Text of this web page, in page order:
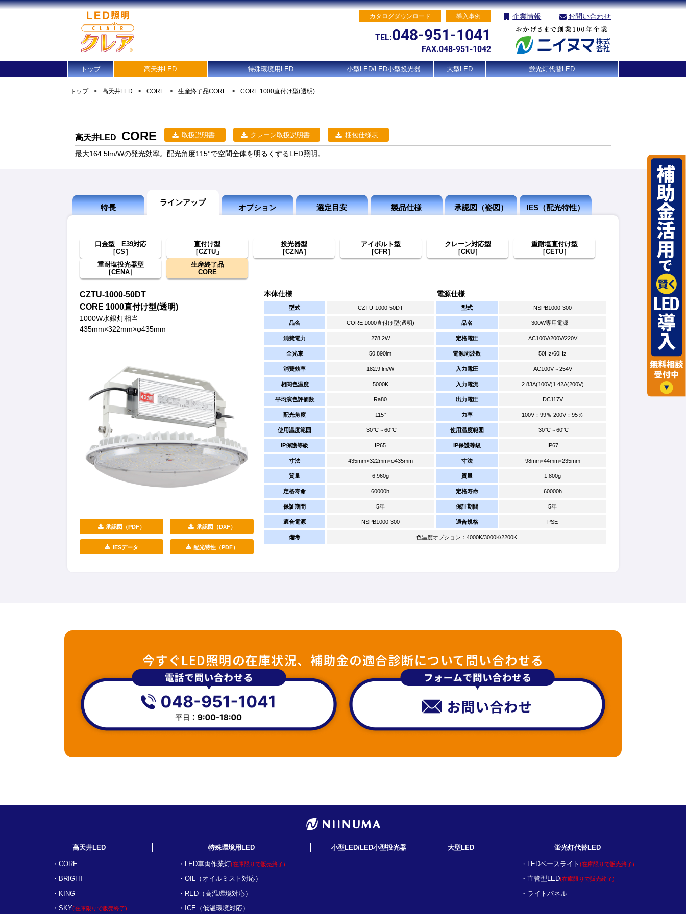
カタログダウンロード 導入事例
TEL:048-951-1041
FAX.048-951-1042
企業情報 お問い合わせ
トップ 高天井LED 特殊環境用LED 小型LED/LED小型投光器 大型LED 蛍光灯代替LED
トップ > 高天井LED > CORE > 生産終了品CORE > CORE 1000直付け型(透明)
高天井LED CORE 取扱説明書 クレーン取扱説明書 梱包仕様表
最大164.5lm/Wの発光効率。配光角度115°で空間全体を明るくするLED照明。
特長
ラインアップ
オプション 選定目安 製品仕様 承認図（姿図） IES（配光特性）
口金型 E39対応
［CS］
直付け型
［CZTU」
投光器型
［CZNA］
アイボルト型
［CFR］
クレーン対応型
［CKU］
重耐塩直付け型
［CETU］
重耐塩投光器型
［CENA］
生産終了品
CORE
CZTU-1000-50DT
CORE 1000直付け型(透明)
1000W水銀灯相当
435mm×322mm×φ435mm
承認図（PDF） 承認図（DXF）
IESデータ 配光特性（PDF）
本体仕様
型式 CZTU-1000-50DT
品名 CORE 1000直付け型(透明)
消費電力 278.2W
全光束 50,890lm
消費効率 182.9 lm/W
相関色温度 5000K
平均演色評価数 Ra80
配光角度 115°
使用温度範囲 -30°C～60°C
IP保護等級 IP65
寸法 435mm×322mm×φ435mm
質量 6,960g
定格寿命 60000h
保証期間 5年
適合電源 NSPB1000-300
電源仕様
型式 NSPB1000-300
品名 300W専用電源
定格電圧 AC100V/200V/220V
電源周波数 50Hz/60Hz
入力電圧 AC100V～254V
入力電流 2.83A(100V)1.42A(200V)
出力電圧 DC117V
力率 100V：99％ 200V：95％
使用温度範囲 -30°C～60°C
IP保護等級 IP67
寸法 98mm×44mm×235mm
質量 1,800g
定格寿命 60000h
保証期間 5年
適合規格 PSE
備考 色温度オプション：4000K/3000K/2200K
今すぐLED照明の在庫状況、補助金の適合診断について問い合わせる
高天井LED
CORE
BRIGHT
KING
SKY(在庫限りで販売終了)
特殊環境用LED
LED車両作業灯(在庫限りで販売終了)
OIL（オイルミスト対応）
RED（高温環境対応）
ICE（低温環境対応）
小型LED/LED小型投光器 大型LED 蛍光灯代替LED
LEDベースライト (在庫限りで販売終了)
直管型LED(在庫限りで販売終了)
ライトパネル